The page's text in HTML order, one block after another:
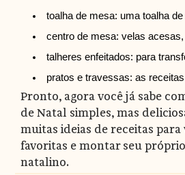
toalha de mesa: uma toalha
centro de mesa: velas
talheres enfeitados: para
pratos e travessas: as
Pronto, agora você já sabe
de Natal simples, mas
muitas ideias de receitas para
favoritas e montar seu
natalino.